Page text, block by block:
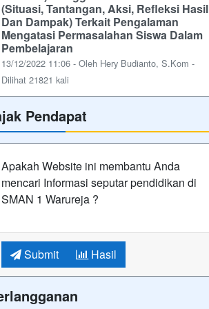
(Situasi, Tantangan, Aksi, Refleksi Hasil
Dan Dampak) Terkait Pengalaman
Mengatasi Permasalahan Siswa Dalam
Pembelajaran
13/12/2022 11:06 - Oleh Hery Budianto, S.Kom -
Dilihat 21821 kali
Pendapat
Apakah Website ini membantu Anda
mencari Informasi seputar pendidikan di
SMAN 1 Warureja ?
Submit Hasil